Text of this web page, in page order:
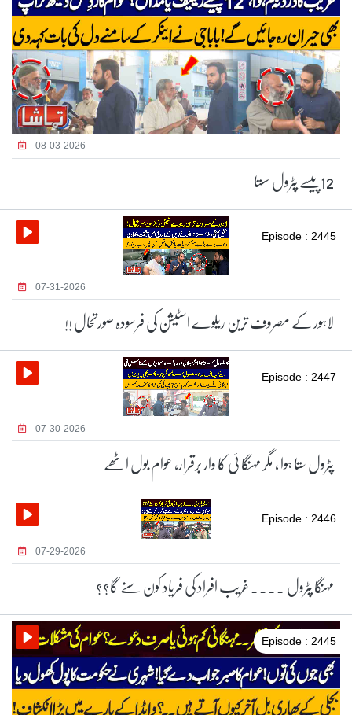
08-03-2026
12پیسے پٹرول سستا
Episode : 2445
07-31-2026
لاہور کے مصروف ترین ریلوے اسٹیشن کی فرسودہ صورتحال !!
Episode : 2447
07-30-2026
پٹرول ستا ہوا ، مگر مہنگا ئی کا وار برقرار، عوام بول اٹھے
Episode : 2446
07-29-2026
مہنگا پٹرول ۔۔۔۔ غریب افراد کی فریاد کون سنے گا؟؟
Episode : 2445